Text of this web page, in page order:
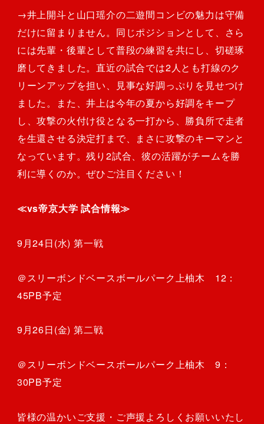
→井上開斗と山口瑶介の二遊間コンビの魅力は守備
だけに留まりません。同じポジションとして、さら
には先輩・後輩として普段の練習を共にし、切磋琢
磨してきました。直近の試合では2人とも打線のク
リーンアップを担い、見事な好調っぷりを見せつけ
ました。また、井上は今年の夏から好調をキープ
し、攻撃の火付け役となる一打から、勝負所で走者
を生還させる決定打まで、まさに攻撃のキーマンと
なっています。残り2試合、彼の活躍がチームを勝
利に導くのか。ぜひご注目ください！
≪vs帝京大学 試合情報≫
9月24日(水) 第一戦
＠スリーボンドベースボールパーク上柚木 12：
45PB予定
9月26日(金) 第二戦
＠スリーボンドベースボールパーク上柚木 9：
30PB予定
皆様の温かいご支援・ご声援よろしくお願いいたし